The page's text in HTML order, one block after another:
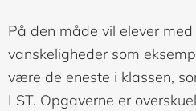
På den måde vil elever
vanskeligheder som
være de eneste i klassen,
LST. Opgaverne er